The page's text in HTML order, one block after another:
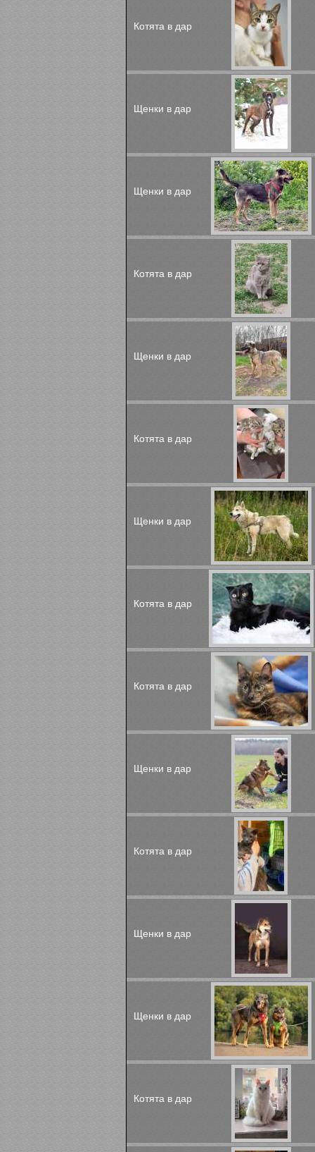
Котята в дар
Щенки в дар
Щенки в дар
Котята в дар
Щенки в дар
Котята в дар
Щенки в дар
Котята в дар
Котята в дар
Щенки в дар
Котята в дар
Щенки в дар
Щенки в дар
Котята в дар